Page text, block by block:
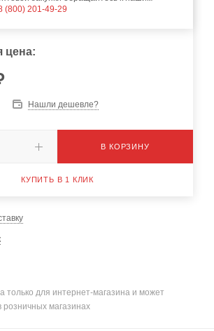
(800) 201-49-29
цена:
Нашли дешевле?
В КОРЗИНУ
КУПИТЬ В 1 КЛИК
только для интернет-магазина и может
розничных магазинах